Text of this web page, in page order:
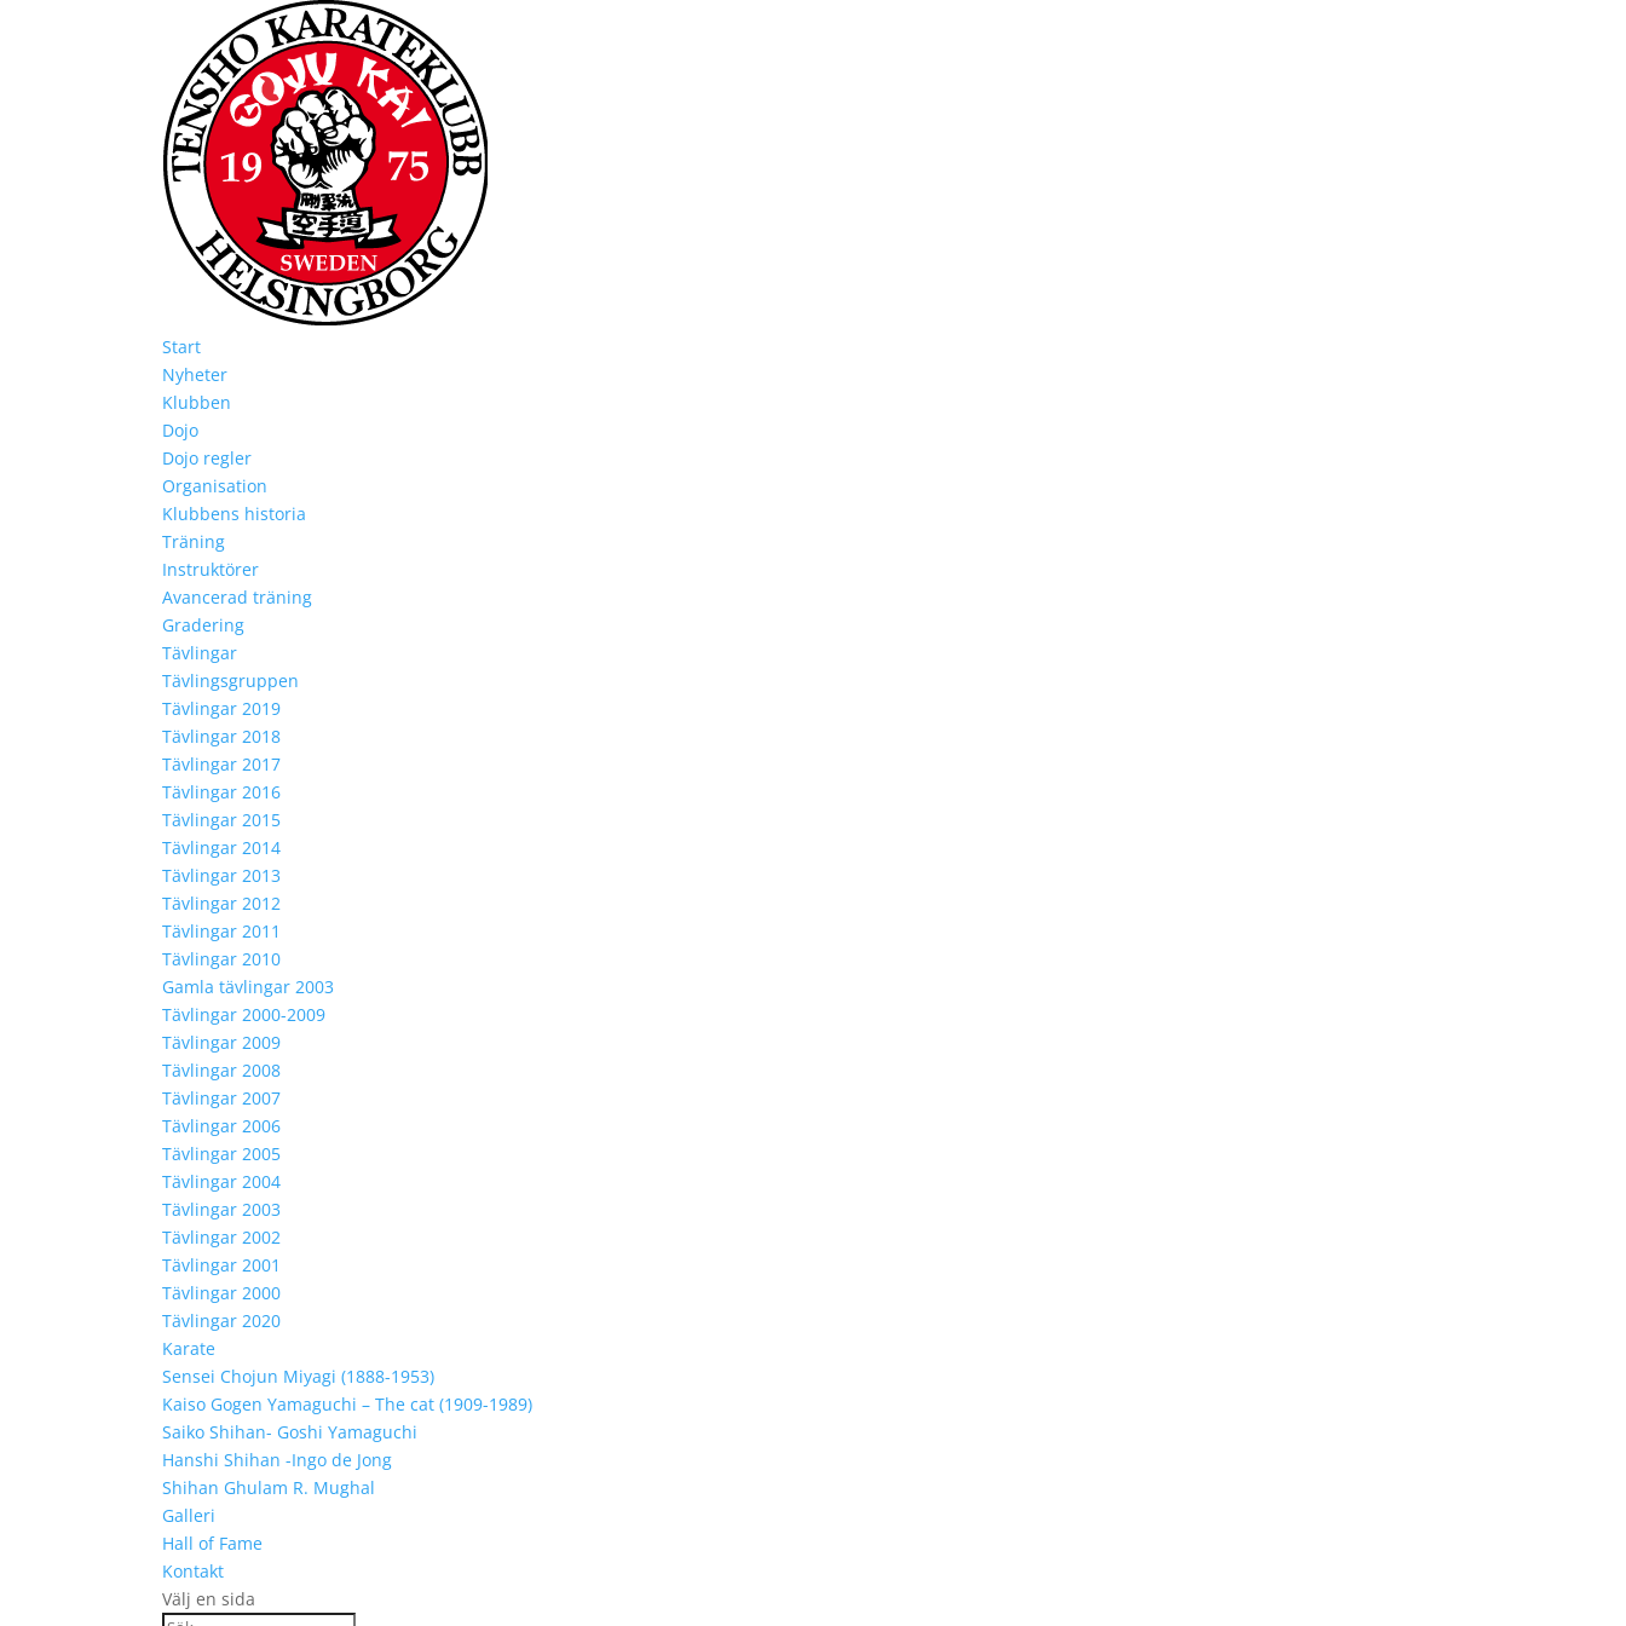
Start
Nyheter
Klubben
Dojo
Dojo regler
Organisation
Klubbens historia
Träning
Instruktörer
Avancerad träning
Gradering
Tävlingar
Tävlingsgruppen
Tävlingar 2019
Tävlingar 2018
Tävlingar 2017
Tävlingar 2016
Tävlingar 2015
Tävlingar 2014
Tävlingar 2013
Tävlingar 2012
Tävlingar 2011
Tävlingar 2010
Gamla tävlingar 2003
Tävlingar 2000-2009
Tävlingar 2009
Tävlingar 2008
Tävlingar 2007
Tävlingar 2006
Tävlingar 2005
Tävlingar 2004
Tävlingar 2003
Tävlingar 2002
Tävlingar 2001
Tävlingar 2000
Tävlingar 2020
Karate
Sensei Chojun Miyagi (1888-1953)
Kaiso Gogen Yamaguchi – The cat (1909-1989)
Saiko Shihan- Goshi Yamaguchi
Hanshi Shihan -Ingo de Jong
Shihan Ghulam R. Mughal
Galleri
Hall of Fame
Kontakt
Välj en sida